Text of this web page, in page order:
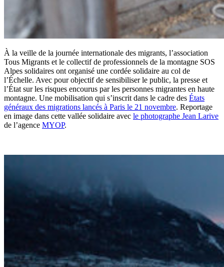
À la veille de la journée internationale des migrants, l’association
Tous Migrants et le collectif de professionnels de la montagne SOS
Alpes solidaires ont organisé une cordée solidaire au col de
l’Échelle. Avec pour objectif de sensibiliser le public, la presse et
l’État sur les risques encourus par les personnes migrantes en haute
montagne. Une mobilisation qui s’inscrit dans le cadre des États
généraux des migrations lancés à Paris le 21 novembre. Reportage
en image dans cette vallée solidaire avec le photographe Jean Larive
de l’agence MYOP.